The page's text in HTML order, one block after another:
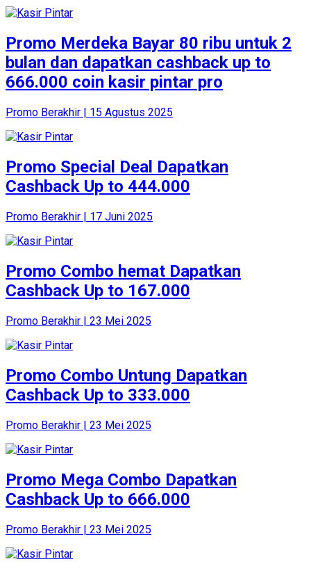
Promo Merdeka Bayar 80 ribu untuk 2
bulan dan dapatkan cashback up to
666.000 coin kasir pintar pro
Promo Berakhir | 15 Agustus 2025
Promo Special Deal Dapatkan
Cashback Up to 444.000
Promo Berakhir | 17 Juni 2025
Promo Combo hemat Dapatkan
Cashback Up to 167.000
Promo Berakhir | 23 Mei 2025
Promo Combo Untung Dapatkan
Cashback Up to 333.000
Promo Berakhir | 23 Mei 2025
Promo Mega Combo Dapatkan
Cashback Up to 666.000
Promo Berakhir | 23 Mei 2025